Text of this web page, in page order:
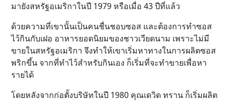
มายังสหรัฐอเมริกาในปี 1979 หรือเมื่อ 43 ปีที่แล้ว
ด้วยความที่เขานั้นเป็นคนชื่นชอบซอส และต้องการทำซอส
ไว้กินกับเฝอ อาหารยอดนิยมของชาวเวียดนาม เพราะไม่มี
ขายในสหรัฐอเมริกา จึงทำให้เขาเริ่มหาทางในการผลิตซอส
พริกขึ้น จากที่ทำไว้สำหรับกินเอง ก็เริ่มที่จะทำขายเพื่อหา
รายได้
โดยหลังจากก่อตั้งบริษัทในปี 1980 คุณเดวิด ทราน ก็เริ่มผลิต